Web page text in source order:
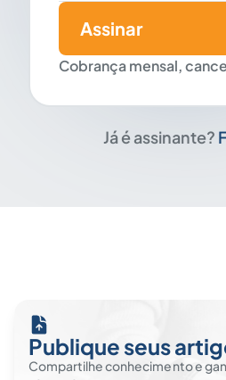
Cobrança mensal,
Assinar
Já é assinante?
Publique seus
Compartilhe conhecimento e